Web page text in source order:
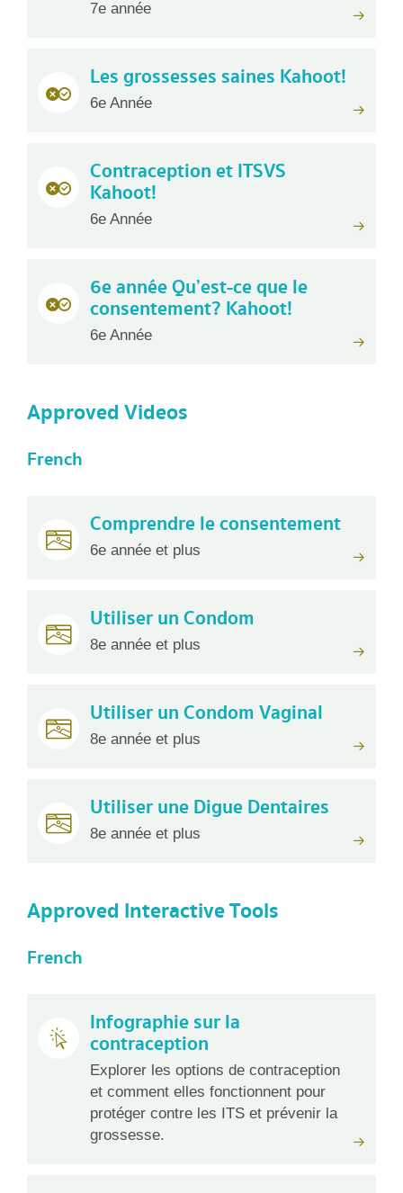
7e année
Les grossesses saines Kahoot!
6e Année
Contraception et ITSVS
Kahoot!
6e Année
6e année Qu’est-ce que le
consentement? Kahoot!
6e Année
Approved Videos
French
Comprendre le consentement
6e année et plus
Utiliser un Condom
8e année et plus
Utiliser un Condom Vaginal
8e année et plus
Utiliser une Digue Dentaires
8e année et plus
Approved Interactive Tools
French
Infographie sur la
contraception
Explorer les options de contraception
et comment elles fonctionnent pour
protéger contre les ITS et prévenir la
grossesse.